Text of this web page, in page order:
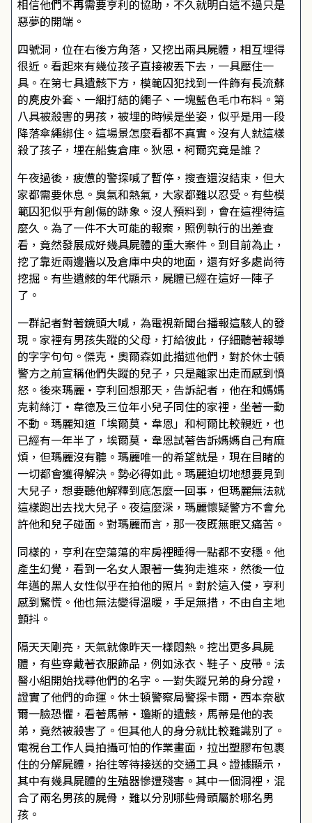
相信他們不再需要亨利的協助，不久就明白這不過只是
惡夢的開端。
四號洞，位在右後方角落，又挖出兩具屍體，相互埋得
很近。看起來有幾位孩子直接被丟下去，一具壓住一
具。在第七具遺骸下方，模範囚犯找到一件飾有長流蘇
的麂皮外套、一綑打結的繩子、一塊藍色毛巾布料。第
八具被殺害的男孩，被埋的時候是坐姿，似乎是用一段
降落傘繩綁住。這場景怎麼看都不真實。沒有人就這樣
殺了孩子，埋在船隻倉庫。狄恩・柯爾究竟是誰？
午夜過後，疲憊的警探喊了暫停，搜查還沒結束，但大
家都需要休息。臭氣和熱氣，大家都難以忍受。有些模
範囚犯似乎有創傷的跡象。沒人預料到，會在這裡待這
麼久。為了一件不大可能的報案，照例執行的出差查
看，竟然發展成好幾具屍體的重大案件。到目前為止，
挖了靠近兩邊牆以及倉庫中央的地面，還有好多處尚待
挖掘。有些遺骸的年代顯示，屍體已經在這好一陣子
了。
一群記者對著鏡頭大喊，為電視新聞台播報這駭人的發
現。家裡有男孩失蹤的父母，打給彼此，仔細聽著報導
的字字句句。傑克・奧爾森如此描述他們，對於休士頓
警方之前宣稱他們失蹤的兒子，只是離家出走而感到憤
怒。後來瑪麗・亨利回想那天，告訴記者，他在和媽媽
克莉絲汀・韋德及三位年小兒子同住的家裡，坐著一動
不動。瑪麗知道「埃爾莫・韋恩」和柯爾比較親近，也
已經有一年半了，埃爾莫・韋恩試著告訴媽媽自己有麻
煩，但瑪麗沒有聽。瑪麗唯一的希望就是，現在目睹的
一切都會獲得解決。勢必得如此。瑪麗迫切地想要見到
大兒子，想要聽他解釋到底怎麼一回事，但瑪麗無法就
這樣跑出去找大兒子。夜這麼深，瑪麗懷疑警方不會允
許他和兒子碰面。對瑪麗而言，那一夜既無眠又痛苦。
同樣的，亨利在空蕩蕩的牢房裡睡得一點都不安穩。他
產生幻覺，看到一名女人跟著一隻狗走進來，然後一位
年邁的黑人女性似乎在拍他的照片。對於這入侵，亨利
感到驚慌。他也無法變得溫暖，手足無措，不由自主地
顫抖。
隔天天剛亮，天氣就像昨天一樣悶熱。挖出更多具屍
體，有些穿戴著衣服飾品，例如泳衣、鞋子、皮帶。法
醫小組開始找尋他們的名字。一對失蹤兄弟的身分證，
證實了他們的命運。休士頓警察局警探卡爾・西本奈歇
爾一臉恐懼，看著馬蒂・瓊斯的遺骸，馬蒂是他的表
弟，竟然被殺害了。但其他人的身分就比較難識別了。
電視台工作人員拍攝可怕的作業畫面，拉出塑膠布包裹
住的分解屍體，抬往等待接送的交通工具。證據顯示，
其中有幾具屍體的生殖器慘遭殘害。其中一個洞裡，混
合了兩名男孩的屍骨，難以分別哪些骨頭屬於哪名男
孩。